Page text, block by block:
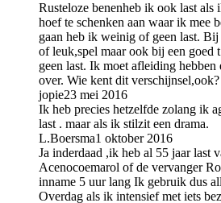
Rusteloze benenheb ik ook last als
hoef te schenken aan waar ik mee
gaan heb ik weinig of geen last.
of leuk,spel maar ook bij een goed
geen last. Ik moet afleiding hebben
over. Wie kent dit verschijnsel,ook?
jopie23 mei 2016
Ik heb precies hetzelfde zolang ik
last . maar als ik stilzit een drama.
L.Boersma1 oktober 2016
Ja inderdaad ,ik heb al 55 jaar last
Acenocoemarol of de vervanger
inname 5 uur lang Ik gebruik dus
Overdag als ik intensief met iets